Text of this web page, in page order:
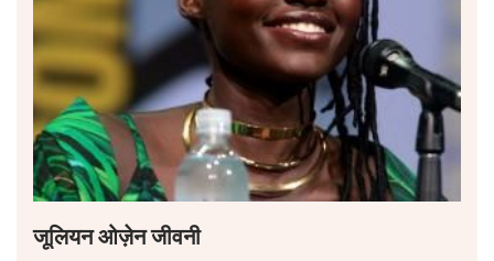
जूलियन ओज़ेन जीवनी